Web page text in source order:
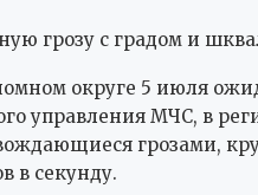
грозу с градом и
округе 5 июля
управления МЧС, в
грозами,
в секунду.